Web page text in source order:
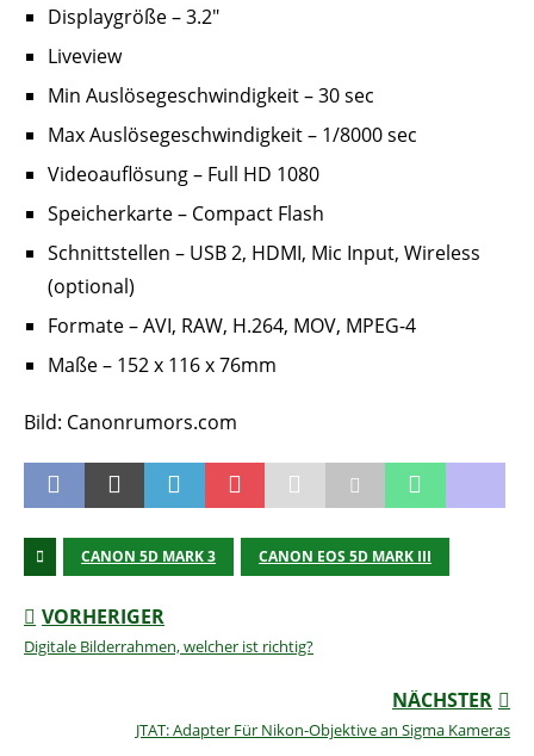
Displaygröße – 3.2″
Liveview
Min Auslösegeschwindigkeit – 30 sec
Max Auslösegeschwindigkeit – 1/8000 sec
Videoauflösung – Full HD 1080
Speicherkarte – Compact Flash
Schnittstellen – USB 2, HDMI, Mic Input, Wireless
(optional)
Formate – AVI, RAW, H.264, MOV, MPEG-4
Maße – 152 x 116 x 76mm
Bild: Canonrumors.com
CANON 5D MARK 3 CANON EOS 5D MARK III
VORHERIGER
Digitale Bilderrahmen, welcher ist richtig?
NÄCHSTER
JTAT: Adapter Für Nikon-Objektive an Sigma Kameras